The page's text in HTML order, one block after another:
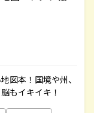
図本！国境や州、
もイキイキ！